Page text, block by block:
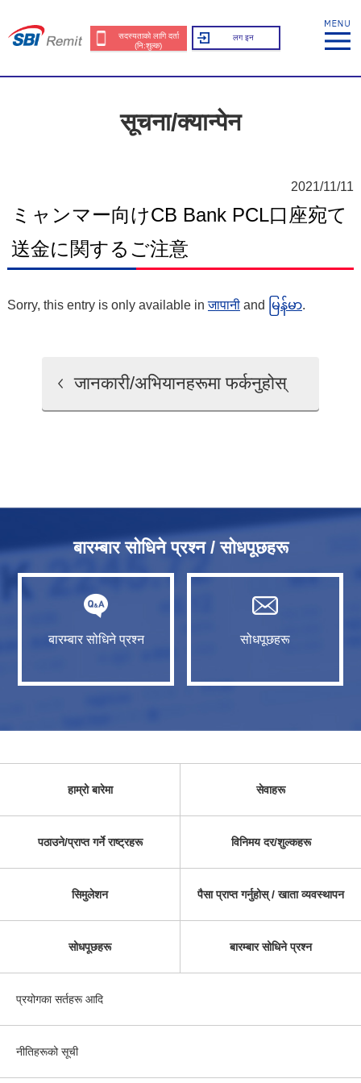
सदस्यताको लागि दर्ता
(नि:शुल्क)
लग इन
सूचना/क्यान्पेन
2021/11/11
ミャンマー向けCB Bank PCL口座宛て
送金に関するご注意
Sorry, this entry is only available inजापानीand မြန်မာ.
जानकारी/अभियानहरूमा फर्कनुहोस्
बारम्बार सोधिने प्रश्न / सोधपूछहरू
बारम्बार सोधिने प्रश्न सोधपूछहरू
हाम्रो बारेमा सेवाहरू
पठाउने/प्राप्त गर्ने राष्ट्रहरू विनिमय दर/शुल्कहरू
सिमुलेशन पैसा प्राप्त गर्नुहोस् / खाता व्यवस्थापन
सोधपूछहरू बारम्बार सोधिने प्रश्न
प्रयोगका सर्तहरू आदि
नीतिहरूको सूची